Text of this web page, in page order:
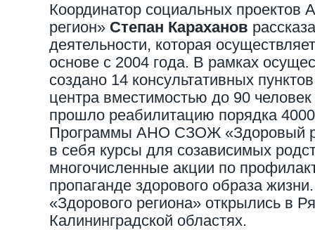
Координатор социальных
регион» Степан Караханов
деятельности, которая
основе с 2004 года. В рамках
создано 14 консультативных
центра вместимостью до 90
прошло реабилитацию порядка
Программы АНО СЗОЖ «Здоровый
в себя курсы для созависимых
многочисленные акции по
пропаганде здорового образа
«Здорового региона» открылись в
Калининградской областях.